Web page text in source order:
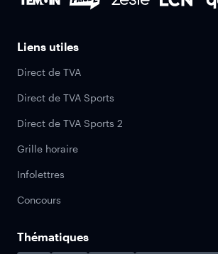
Liens utiles
Direct de TVA
Direct de TVA Sports
Direct de TVA Sports 2
Grille horaire
Infolettres
Concours
Thématiques